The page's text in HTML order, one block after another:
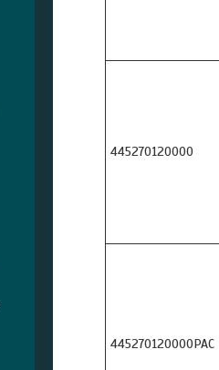
445270120000
445270120000PAC